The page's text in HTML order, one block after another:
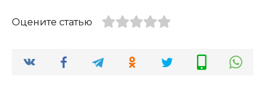
Оцените статью